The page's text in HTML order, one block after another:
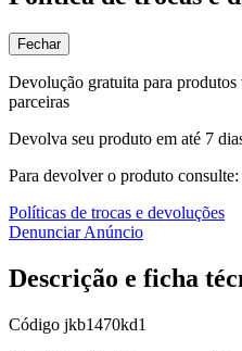
Fechar
Devolução gratuita para
parceiras
Devolva seu produto em até 7
Para devolver o produto consulte:
Políticas de trocas e devoluções
Denunciar Anúncio
Descrição e ficha
Código jkb1470kd1